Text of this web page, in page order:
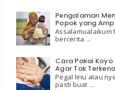
Pengalaman
Popok yang
Assalamualaikum
bercerita ...
Cara Pakai
Agar Tak
Pegal linu atau
pasti buat ...